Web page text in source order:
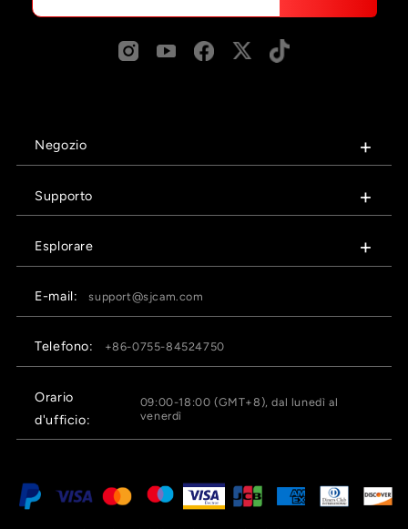
Negozio
Supporto
Esplorare
E-mail: support@sjcam.com
Telefono: +86-0755-84524750
Orario
d'ufficio:
09:00-18:00 (GMT+8), dal lunedì al
venerdì